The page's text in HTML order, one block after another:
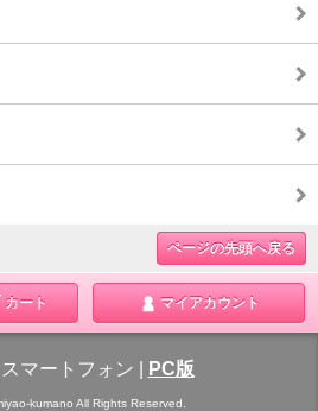
ページの先頭へ戻る
カート マイアカウント
スマートフォン PC版
kumano All Rights Reserved.